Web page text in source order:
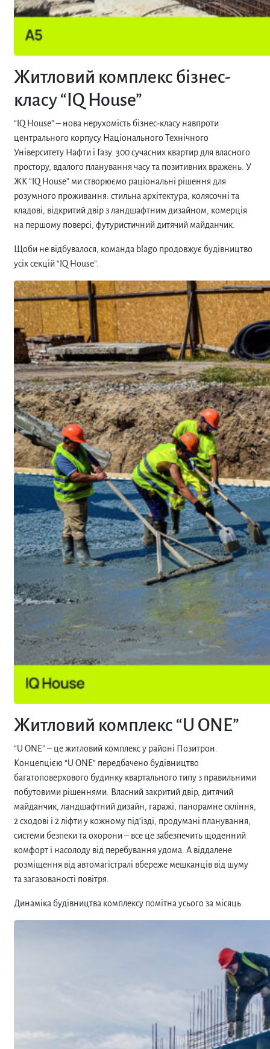
Житловий комплекс бізнес-
класу “IQ House”
“IQ House” – нова нерухомість бізнес-класу навпроти
центрального корпусу Національного Технічного
Університету Нафти і Газу. 300 сучасних квартир для власного
простору, вдалого планування часу та позитивних вражень. У
ЖК “IQ House” ми створюємо раціональні рішення для
розумного проживання: стильна архітектура, колясочні та
кладові, відкритий двір з ландшафтним дизайном, комерція
на першому поверсі, футуристичний дитячий майданчик.
Щоби не відбувалося, команда blago продовжує будівництво
усіх секцій “ IQ House”.
Житловий комплекс “U ONE”
“U ONE” – це житловий комплекс у районі Позитрон.
Концепцією “U ONE” передбачено будівництво
багатоповерхового будинку квартального типу з правильними
побутовими рішеннями. Власний закритий двір, дитячий
майданчик, ландшафтний дизайн, гаражі, панорамне скління,
2 сходові і 2 ліфти у кожному під’їзді, продумані планування,
системи безпеки та охорони – все це забезпечить щоденний
комфорт і насолоду від перебування удома. А віддалене
розміщення від автомагістралі вбереже мешканців від шуму
та загазованості повітря.
Динаміка будівництва комплексу помітна усього за місяць.